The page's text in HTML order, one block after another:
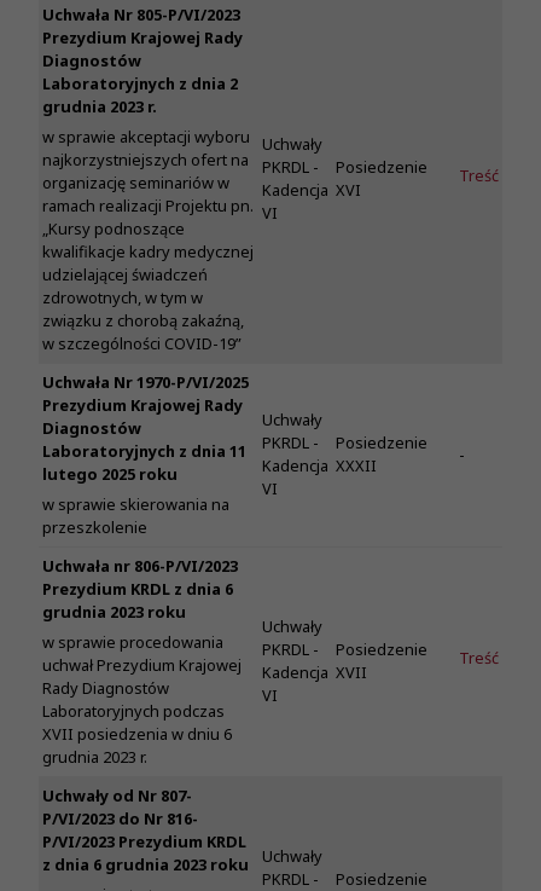
Uchwała Nr 805-P/VI/2023
Prezydium Krajowej Rady
Diagnostów
Laboratoryjnych z dnia 2
grudnia 2023 r.
w sprawie akceptacji wyboru
najkorzystniejszych ofert na
organizację seminariów w
ramach realizacji Projektu pn.
„Kursy podnoszące
kwalifikacje kadry medycznej
udzielającej świadczeń
zdrowotnych, w tym w
związku z chorobą zakaźną,
w szczególności COVID-19”
Uchwały
PKRDL -
Kadencja
VI
Posiedzenie
XVI
Treść
Uchwała Nr 1970-P/VI/2025
Prezydium Krajowej Rady
Diagnostów
Laboratoryjnych z dnia 11
lutego 2025 roku
w sprawie skierowania na
przeszkolenie
Uchwały
PKRDL -
Kadencja
VI
Posiedzenie
XXXII
-
Uchwała nr 806-P/VI/2023
Prezydium KRDL z dnia 6
grudnia 2023 roku
w sprawie procedowania
uchwał Prezydium Krajowej
Rady Diagnostów
Laboratoryjnych podczas
XVII posiedzenia w dniu 6
grudnia 2023 r.
Uchwały
PKRDL -
Kadencja
VI
Posiedzenie
XVII
Treść
Uchwały od Nr 807-
P/VI/2023 do Nr 816-
P/VI/2023 Prezydium KRDL
z dnia 6 grudnia 2023 roku
Uchwały
PKRDL -
Posiedzenie